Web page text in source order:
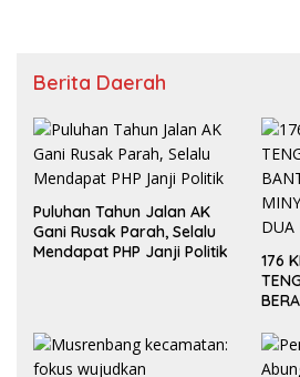
Berita Daerah
Puluhan Tahun Jalan AK
Gani Rusak Parah, Selalu
Mendapat PHP Janji Politik
176